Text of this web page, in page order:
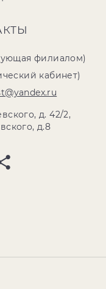
филиалом)
кабинет)
д. 42/2,
д.8